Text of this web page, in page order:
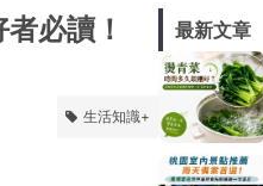
必讀！
生活知識+
最新文章